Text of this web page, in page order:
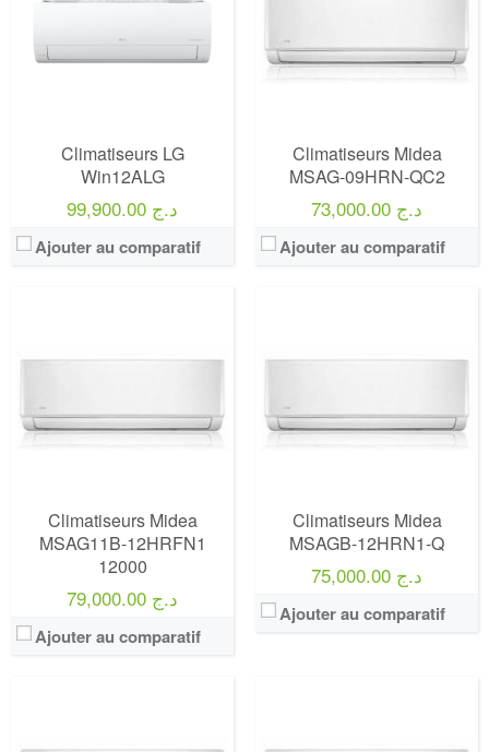
Climatiseurs LG
Win12ALG
99,900.00 د.ج
Ajouter au comparatif
Climatiseurs Midea
MSAG-09HRN-QC2
73,000.00 د.ج
Ajouter au comparatif
Climatiseurs Midea
MSAG11B-12HRFN1
12000
79,000.00 د.ج
Ajouter au comparatif
Climatiseurs Midea
MSAGB-12HRN1-Q
75,000.00 د.ج
Ajouter au comparatif